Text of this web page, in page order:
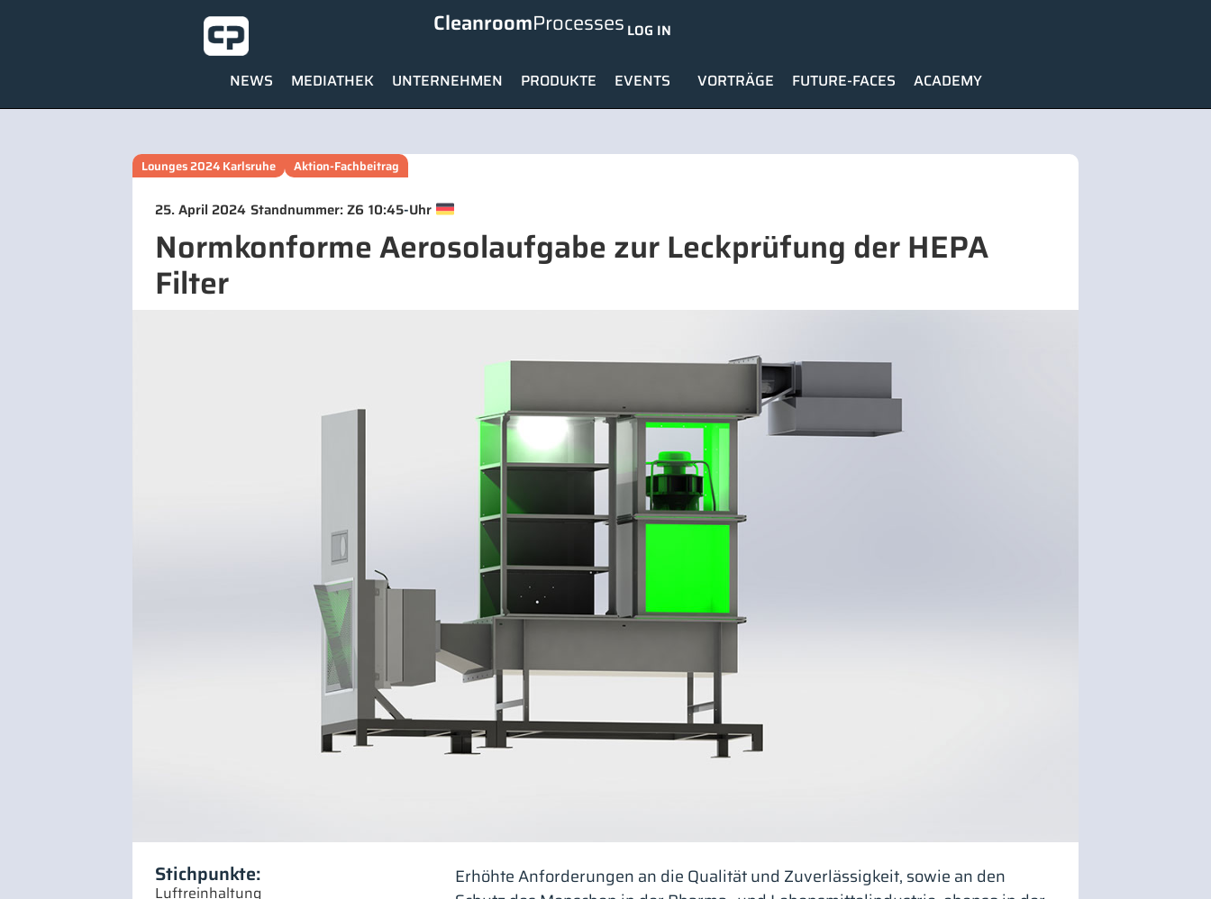
CleanroomProcesses LOG IN
NEWS MEDIATHEK UNTERNEHMEN PRODUKTE EVENTS VORTRÄGE FUTURE-FACES ACADEMY
Lounges 2024 Karlsruhe Aktion-Fachbeitrag
25. April 2024 Standnummer: Z6 10:45-Uhr
Normkonforme Aerosolaufgabe zur Leckprüfung der HEPA
Filter
Stichpunkte:
Luftreinhaltung
Erhöhte Anforderungen an die Qualität und Zuverlässigkeit, sowie an den